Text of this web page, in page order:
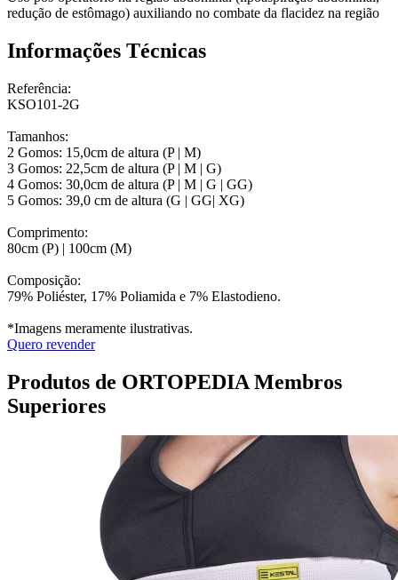
redução de estômago) auxiliando no combate da flacidez na região
Informações Técnicas
Referência:
KSO101-2G
Tamanhos:
2 Gomos: 15,0cm de altura (P | M)
3 Gomos: 22,5cm de altura (P | M | G)
4 Gomos: 30,0cm de altura (P | M | G | GG)
5 Gomos: 39,0 cm de altura (G | GG| XG)
Comprimento:
80cm (P) | 100cm (M)
Composição:
79% Poliéster, 17% Poliamida e 7% Elastodieno.
*Imagens meramente ilustrativas.
Quero revender
Produtos de ORTOPEDIA Membros
Superiores